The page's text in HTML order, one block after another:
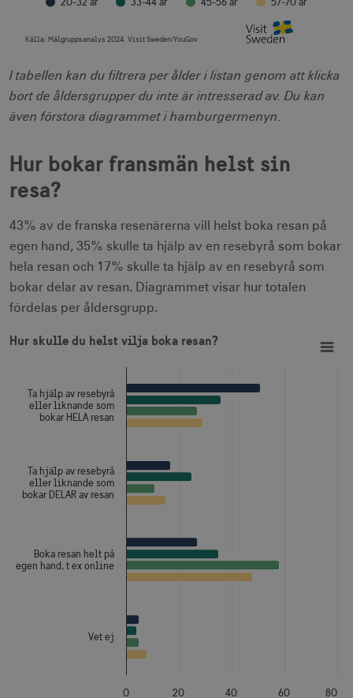
20-32 år 33-44 år 45-56 år 57-70 år
Källa:Målgruppsanalys 2024. Visit Sweden/YouGov
I tabellen kan du filtrera per ålder i listan genom att klicka
bort de åldersgrupper du inte är intresserad av. Du kan
även förstora diagrammet i hamburgermenyn.
Hur bokar fransmän helst sin
resa?
43% av de franska resenärerna vill helst boka resan på
egen hand, 35% skulle ta hjälp av en resebyrå som bokar
hela resan och 17% skulle ta hjälp av en resebyrå som
bokar delar av resan. Diagrammet visar hur totalen
fördelas per åldersgrupp.
Hur skulle du helst vilja boka resan?
Bar chart with 4 data series.
View as data table, Hur skulle du helst vilja boka resan?
The chart has 1 Y axis displaying Procent. Data ranges
Ta hjälp av resebyrå
eller liknande som
bokar HELA resan
Ta hjälp av resebyrå
eller liknande som
bokar DELAR av resan
Boka resan helt på
egen hand, t ex online
Vet ej
0 20 40 60 80